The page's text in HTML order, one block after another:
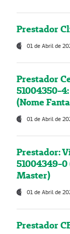
Prestador
01 de Abril de
Prestador
51004350-
(Nome
01 de Abril de
Prestador:
51004349-
Master)
01 de Abril de
Prestador